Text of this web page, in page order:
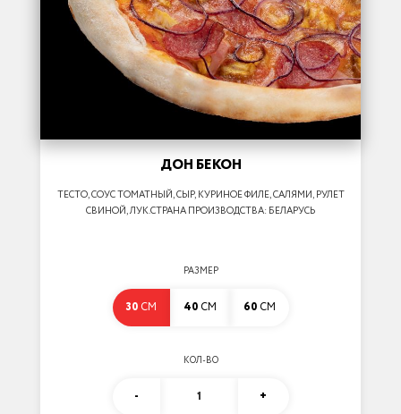
ДОН БЕКОН
ТЕСТО, СОУС ТОМАТНЫЙ, СЫР, КУРИНОЕ ФИЛЕ, САЛЯМИ, РУЛЕТ
СВИНОЙ, ЛУК.СТРАНА ПРОИЗВОДСТВА: БЕЛАРУСЬ
РАЗМЕР
30 СМ 40 СМ 60 СМ
КОЛ-ВО
- 1 +